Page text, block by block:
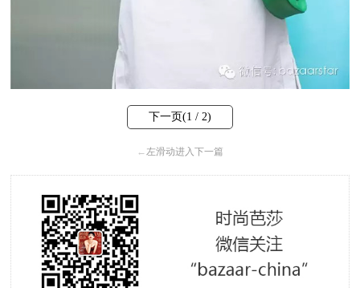
下一页(1 / 2)
←左滑动进入下一篇